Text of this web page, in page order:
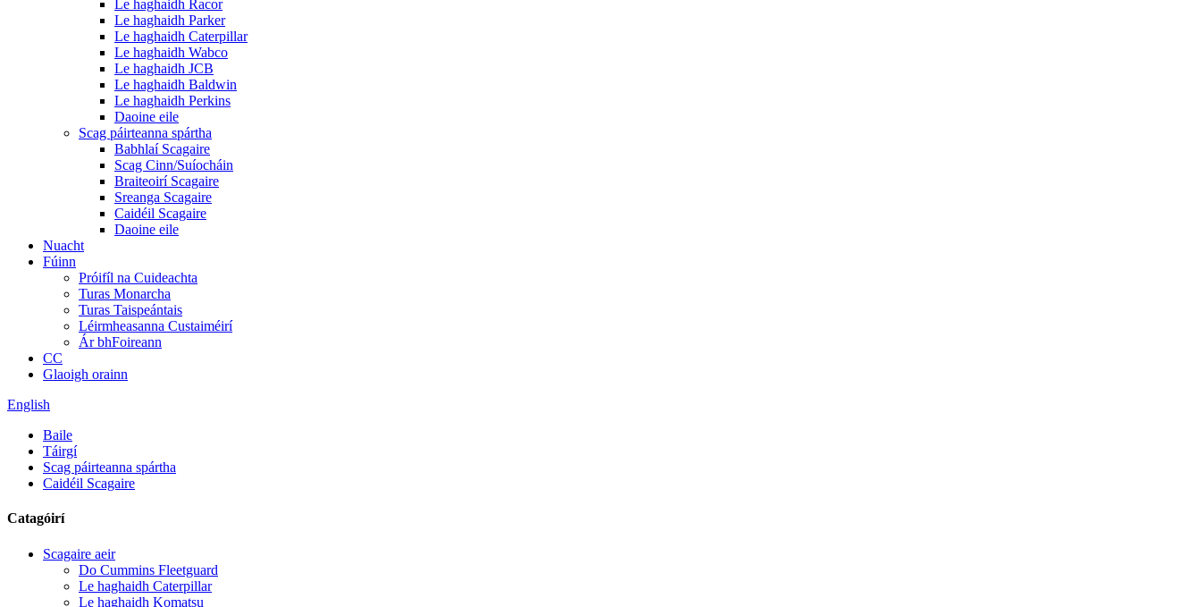
Le haghaidh Racor
Le haghaidh Parker
Le haghaidh Caterpillar
Le haghaidh Wabco
Le haghaidh JCB
Le haghaidh Baldwin
Le haghaidh Perkins
Daoine eile
Scag páirteanna spártha
Babhlaí Scagaire
Scag Cinn/Suíocháin
Braiteoirí Scagaire
Sreanga Scagaire
Caidéil Scagaire
Daoine eile
Nuacht
Fúinn
Próifíl na Cuideachta
Turas Monarcha
Turas Taispeántais
Léirmheasanna Custaiméirí
Ár bhFoireann
CC
Glaoigh orainn
English
Baile
Táirgí
Scag páirteanna spártha
Caidéil Scagaire
Catagóirí
Scagaire aeir
Do Cummins Fleetguard
Le haghaidh Caterpillar
Le haghaidh Komatsu